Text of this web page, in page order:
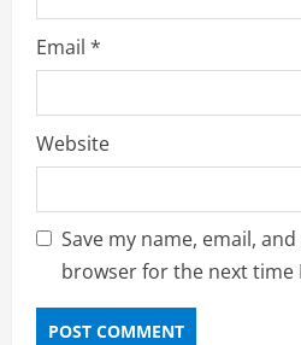
Email *
Website
Save my name, email,
browser for the next time